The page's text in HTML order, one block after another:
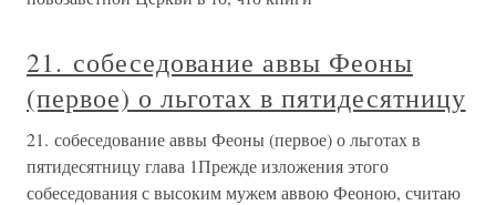
21. собеседование аввы Феоны
(первое) о льготах в пятидесятницу
21. собеседование аввы Феоны (первое) о льготах в
пятидесятницу глава 1Прежде изложения этого
собеседования с высоким мужем аввою Феоною, считаю